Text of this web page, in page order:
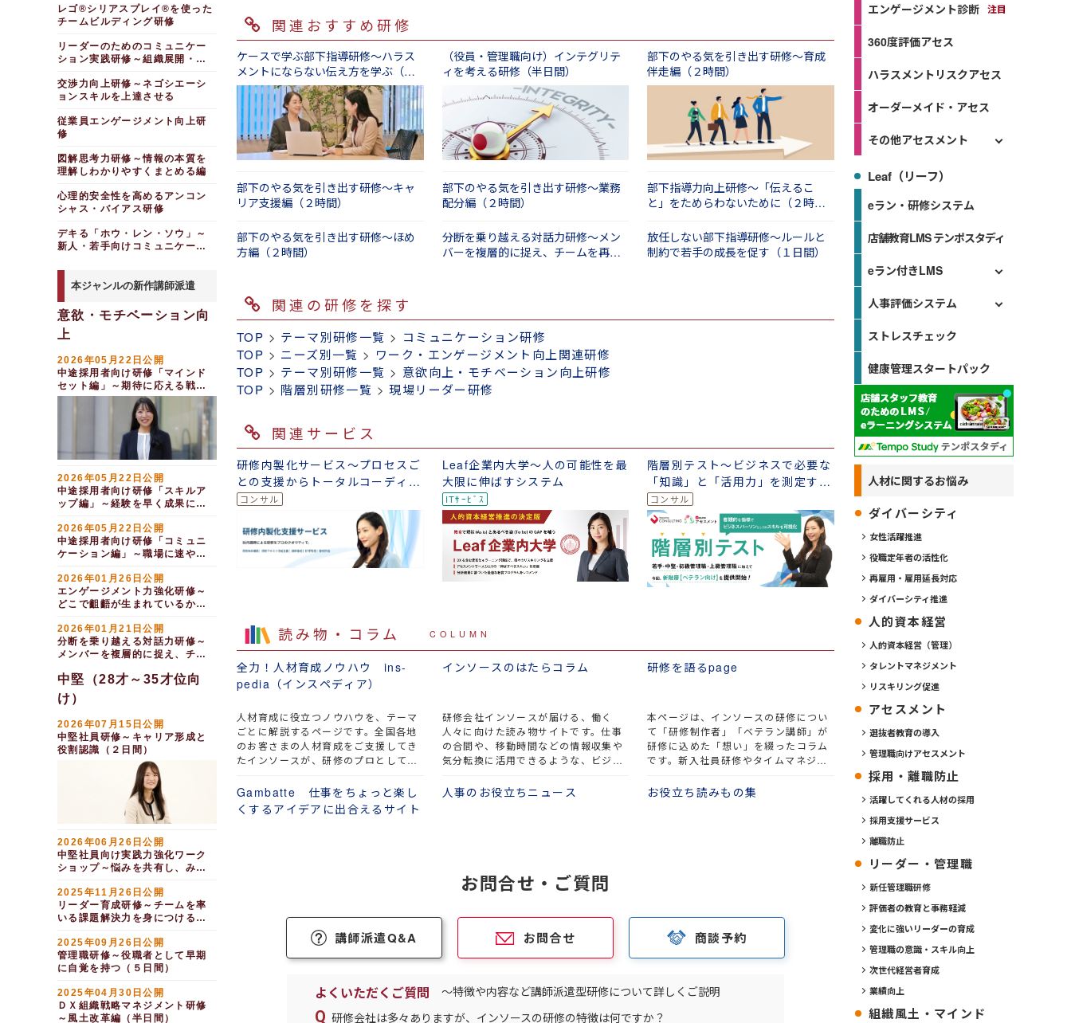
関連おすすめ研修
ケースで学ぶ部下指導研修～ハラス
メントにならない伝え方を学ぶ（半
日間）
（役員・管理職向け）インテグリテ
ィを考える研修（半日間）
部下のやる気を引き出す研修～育成
伴走編（２時間）
部下のやる気を引き出す研修～キャ
リア支援編（２時間）
部下のやる気を引き出す研修～業務
配分編（２時間）
部下指導力向上研修～「伝えるこ
と」をためらわないために（２時
部下のやる気を引き出す研修～ほめ
方編（２時間）
分断を乗り越える対話力研修～メン
バーを複層的に捉え、チームを再統
放任しない部下指導研修～ルールと
制約で若手の成長を促す（１日間）
関連の研修を探す
TOP > テーマ別研修一覧 > コミュニケーション研修
TOP > ニーズ別一覧 > ワーク・エンゲージメント向上関連研修
TOP > テーマ別研修一覧 > 意欲向上・モチベーション向上研修
TOP > 階層別研修一覧 >現場リーダー研修
関連サービス
研修内製化サービス～プロセスご
との支援からトータルコーディネ
ートまで
Leaf企業内大学～人の可能性を最
大限に伸ばすシステム
階層別テスト～ビジネスで必要な
「知識」と「活用力」を測定する
テスト
読み物・コラム COLUMN
全力！人材育成ノウハウ ins-
pedia（インスペディア）
人材育成に役立つノウハウを、テーマ
ごとに解説するページです。全国各地
のお客さまの人材育成をご支援してき
たインソースが、研修のプロとして、
法・事例を全力で記載しています。丹
念に綴っておりますので、ぜひお役立
てください。
インソースのはたらコラム
研修会社インソースが届ける、働く
人々に向けた読み物サイトです。仕事
の合間や、移動時間などの情報収集や
気分転換に活用できるような、ビジネ
めています。ぜひお気軽にご覧くださ
研修を語るpage
本ページは、インソースの研修につい
て「研修制作者」「ベテラン講師」が
研修に込めた「想い」を綴ったコラム
です。新入社員研修やタイムマネジメ
まで、様々な研修について語ります。
Gambatte 仕事をちょっと楽し
くするアイデアに出合えるサイト
人事のお役立ちニュース お役立ち読みもの集
お問合せ・ご質問
講師派遣Q&A お問合せ 商談予約
よくいただくご質問
～特徴や内容など講師派遣型研修について詳しくご説明
研修会社は多々ありますが、インソースの研修の特徴は何ですか？
レゴ®シリアスプレイ®を使った
チームビルディング研修
リーダーのためのコミュニケー
ション実践研修～組織展開・調
交渉力向上研修～ネゴシエーシ
ョンスキルを上達させる
従業員エンゲージメント向上研
修
図解思考力研修～情報の本質を
理解しわかりやすくまとめる編
心理的安全性を高めるアンコン
シャス・バイアス研修
デキる「ホウ・レン・ソウ」～
新人・若手向けコミュニケーシ
本ジャンルの新作講師派遣
意欲・モチベーション向
上
2026年05月22日公開
中途採用者向け研修「マインド
セット編」～期待に応える戦力
となる（１日間）
2026年05月22日公開
中途採用者向け研修「スキルア
ップ編」～経験を早く成果につ
2026年05月22日公開
中途採用者向け研修「コミュニ
ケーション編」～職場に速やか
2026年01月26日公開
エンゲージメント力強化研修～
どこで齟齬が生まれているか気
2026年01月21日公開
分断を乗り越える対話力研修～
メンバーを複層的に捉え、チー
中堅（28才～35才位向
け）
2026年07月15日公開
中堅社員研修～キャリア形成と
役割認識（２日間）
2026年06月26日公開
中堅社員向け実践力強化ワーク
ショップ～悩みを共有し、みん
2025年11月26日公開
リーダー育成研修～チームを率
いる課題解決力を身につける
2025年09月26日公開
管理職研修～役職者として早期
に自覚を持つ（５日間）
2025年04月30日公開
ＤＸ組織戦略マネジメント研修
～風土改革編（半日間）
エンゲージメント診断
360度評価アセス
ハラスメントリスクアセス
オーダーメイド・アセス
その他アセスメント
Leaf（リーフ）
eラン・研修システム
店舗教育LMS テンポスタディ
eラン付きLMS
人事評価システム
ストレスチェック
健康管理スタートパック
人材に関するお悩み
ダイバーシティ
女性活躍推進
役職定年者の活性化
再雇用・雇用延長対応
ダイバーシティ推進
人的資本経営
人的資本経営（管理）
タレントマネジメント
リスキリング促進
アセスメント
選抜者教育の導入
管理職向けアセスメント
採用・離職防止
活躍してくれる人材の採用
採用支援サービス
離職防止
リーダー・管理職
新任管理職研修
評価者の教育と事務軽減
変化に強いリーダーの育成
管理職の意識・スキル向上
次世代経営者育成
業績向上
組織風土・マインド